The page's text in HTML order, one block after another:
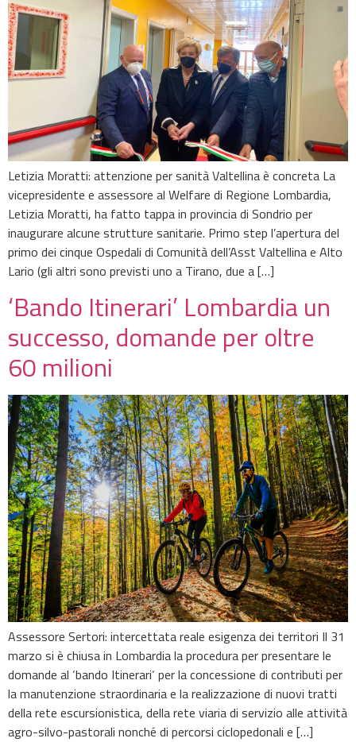
Letizia Moratti: attenzione per sanità Valtellina è concreta La
vicepresidente e assessore al Welfare di Regione Lombardia,
Letizia Moratti, ha fatto tappa in provincia di Sondrio per
inaugurare alcune strutture sanitarie. Primo step l’apertura del
primo dei cinque Ospedali di Comunità dell’Asst Valtellina e Alto
Lario (gli altri sono previsti uno a Tirano, due a […]
‘Bando Itinerari’ Lombardia un
successo, domande per oltre
60 milioni
Assessore Sertori: intercettata reale esigenza dei territori Il 31
marzo si è chiusa in Lombardia la procedura per presentare le
domande al ‘bando Itinerari‘ per la concessione di contributi per
la manutenzione straordinaria e la realizzazione di nuovi tratti
della rete escursionistica, della rete viaria di servizio alle attività
agro-silvo-pastorali nonché di percorsi ciclopedonali e […]